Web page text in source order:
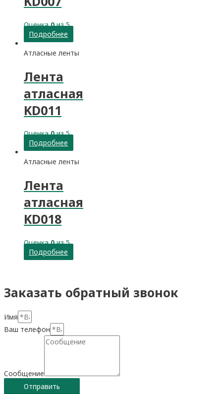
Оценка0из 5
Подробнее
Атласные ленты
Лента
атласная
KD011
Оценка0из 5
Подробнее
Атласные ленты
Лента
атласная
KD018
Оценка0из 5
Подробнее
Заказать обратный звонок
Имя
Ваш телефон
Сообщение
Отправить